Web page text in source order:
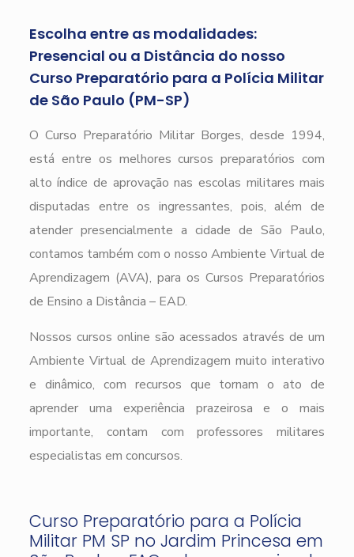
Escolha entre as modalidades:
Presencial ou a Distância do nosso
Curso Preparatório para a Polícia Militar
de São Paulo (PM-SP)
O Curso Preparatório Militar Borges, desde 1994,
está entre os melhores cursos preparatórios com
alto índice de aprovação nas escolas militares mais
disputadas entre os ingressantes, pois, além de
atender presencialmente a cidade de São Paulo,
contamos também com o nosso Ambiente Virtual de
Aprendizagem (AVA), para os Cursos Preparatórios
de Ensino a Distância – EAD.
Nossos cursos online são acessados através de um
Ambiente Virtual de Aprendizagem muito interativo
e dinâmico, com recursos que tornam o ato de
aprender uma experiência prazeirosa e o mais
importante, contam com professores militares
especialistas em concursos.
Curso Preparatório para a Polícia
Militar PM SP no Jardim Princesa em